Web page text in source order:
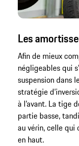
Les
Afin de mieux
négligeables qui
suspension dans
stratégie
à l’avant. La tige
partie basse,
au vérin, celle qui
en haut.